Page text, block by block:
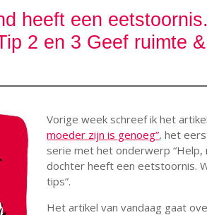
heeft een
2 en 3 Geef ruimte &
Vorige week schreef ik het
moeder zijn is genoeg”, het
serie met het onderwerp “Help,
dochter heeft een eetstoornis.
tips”.
Het artikel van vandaag gaat